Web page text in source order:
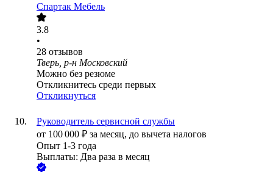
Спартак Мебель
3.8
•
28 отзывов
Тверь, р-н Московский
Можно без резюме
Откликнитесь среди первых
Откликнуться
Руководитель сервисной службы
от 100 000 ₽ за месяц, до вычета налогов
Опыт 1-3 года
Выплаты: Два раза в месяц